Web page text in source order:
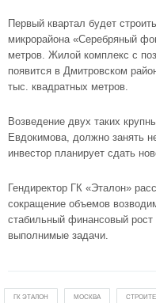
Первый квартал будет
микрорайона «Серебряный
метров. Жилой комплекс с
появится в Дмитровском
тыс. квадратных метров.
Возведение двух таких
Евдокимова, должно занять
инвестор планирует сдать
Гендиректор ГК «Эталон»
сокращение объемов
стабильный финансовый рост
выполнимые задачи.
ГК ЭТАЛОН МОСКВА